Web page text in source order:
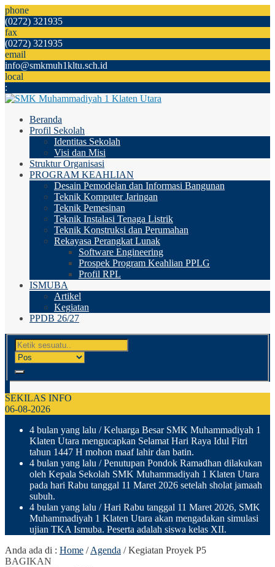
phone
(0272) 321935
fax
(0272) 321935
email
info@smkmuh1kltu.sch.id
local
:
Beranda
Profil Sekolah
Identitas Sekolah
Visi dan Misi
Struktur Organisasi
PROGRAM KEAHLIAN
Desain Pemodelan dan Informasi Bangunan
Teknik Komputer Jaringan
Teknik Pemesinan
Teknik Instalasi Tenaga Listrik
Teknik Konstruksi dan Perumahan
Rekayasa Perangkat Lunak
Software Engineering
Prospek Program Keahlian PPLG
Profil RPL
ISMUBA
Artikel
Kegiatan
PPDB 26/27
SEKILAS INFO
06-08-2026
4 bulan yang lalu / Keluarga Besar SMK Muhammadiyah 1
Klaten Utara mengucapkan Selamat Hari Raya Idul Fitri
tahun 1447 H mohon maaf lahir dan batin.
4 bulan yang lalu / Penutupan Pondok Ramadhan dilakukan
oleh Kepala Sekolah SMK Muhammadiyah 1 Klaten Utara
pada hari Rabu tanggal 11 Maret 2026 setelah sholat jamaah
subuh.
4 bulan yang lalu / Hari Rabu tanggal 11 Maret 2026, SMK
Muhammadiyah 1 Klaten Utara akan mengadakan simulasi
ujian TKA Ismuba. Peserta adalah siswa kelas XII.
Anda ada di : Home /Agenda /Kegiatan Proyek P5
BAGIKAN